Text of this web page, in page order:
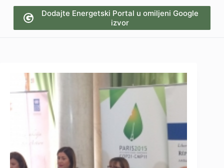
Dodajte Energetski Portal u omiljeni Google
izvor